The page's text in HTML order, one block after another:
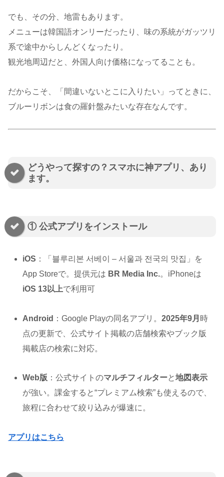
でも、その分、地雷もあります。
メニューは韓国語オンリーだったり、味の系統がガッツリ
系で途中からしんどくなったり。
観光地周辺だと、外国人向け価格になってることも。
だからこそ、「間違いないとこに入りたい」ってときに、
ブルーリボンは食の羅針盤みたいな存在なんです。
どうやって探すの？スマホに神アプリ、あり
ます。
① 公式アプリをインストール
iOS ：「블루리본 서베이 – 서울과 전국의 맛집」を
App Storeで。提供元は BR Media Inc.。iPhoneは
iOS 13以上で利用可
Android ：Google Playの同名アプリ。2025年9月 時
点の更新で、公式サイト掲載の店舗検索やブック版
掲載店の検索に対応。
Web版 ：公式サイトのマルチフィルターと地図表示
が強い。課金すると“プレミアム検索”も使えるので、
旅程に合わせて絞り込みが爆速に。
アプリはこちら